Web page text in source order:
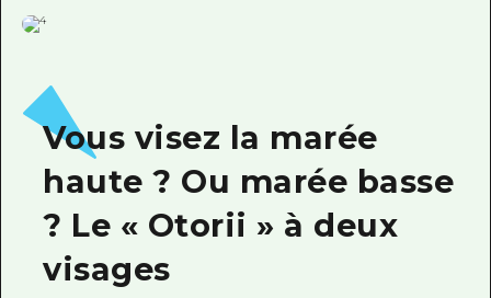
Vous visez la marée
haute ? Ou marée basse
? Le « Otorii » à deux
visages